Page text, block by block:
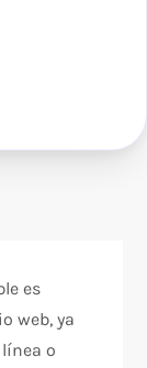
es
web, ya
o